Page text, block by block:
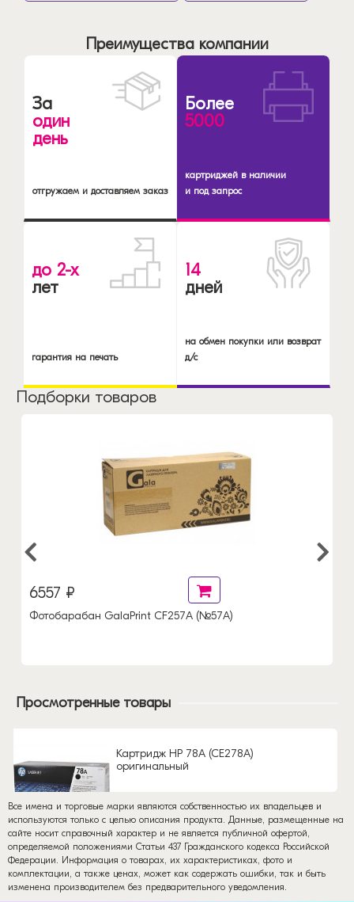
Преимущества компании
За
один
день
отгружаем и доставляем заказ
Более
5000
картриджей в наличии
и под запрос
до 2-х
лет
гарантия на печать
14
дней
на обмен покупки или возврат
д/с
Подборки товаров
6557 ₽
Фотобарабан GalaPrint CF257A (№57A)
Просмотренные товары
Картридж HP 78A (CE278A)
оригинальный
Все имена и торговые марки являются собственностью их владельцев и
используются только с целью описания продукта. Данные, размещенные на
сайте носит справочный характер и не является публичной офертой,
определяемой положениями Статьи 437 Гражданского кодекса Российской
Федерации. Информация о товарах, их характеристиках, фото и
комплектации, а также ценах, может как содержать ошибки, так и быть
изменена производителем без предварительного уведомления.